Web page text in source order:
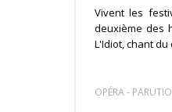
Vivent les
deuxième des
L'Idiot, chant du
OPÉRA-